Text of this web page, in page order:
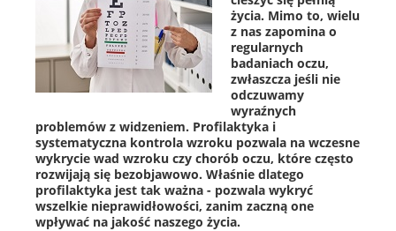
życia. Mimo to, wielu
z nas zapomina o
regularnych
badaniach oczu,
zwłaszcza jeśli nie
odczuwamy
wyraźnych
problemów z widzeniem. Profilaktyka i
systematyczna kontrola wzroku pozwala na wczesne
wykrycie wad wzroku czy chorób oczu, które często
rozwijają się bezobjawowo. Właśnie dlatego
profilaktyka jest tak ważna - pozwala wykryć
wszelkie nieprawidłowości, zanim zaczną one
wpływać na jakość naszego życia.